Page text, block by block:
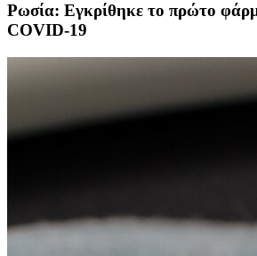
Ρωσία: Εγκρίθηκε το πρώτο
COVID-19